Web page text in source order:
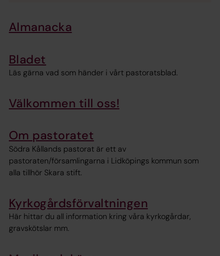
Almanacka
Bladet
Läs gärna vad som händer i vårt pastoratsblad.
Välkommen till oss!
Om pastoratet
Södra Kållands pastorat är ett av
pastoraten/församlingarna i Lidköpings kommun som
alla tillhör Skara stift.
Kyrkogårdsförvaltningen
Här hittar du all information kring våra kyrkogårdar,
gravskötslar mm.